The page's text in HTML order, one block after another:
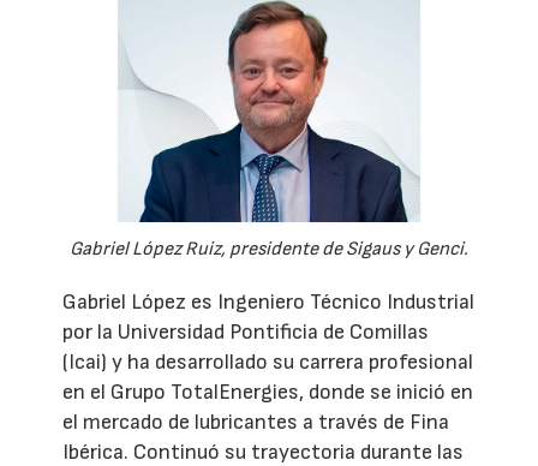
Gabriel López Ruiz, presidente de Sigaus y Genci.
Gabriel López es Ingeniero Técnico Industrial
por la Universidad Pontificia de Comillas
(Icai) y ha desarrollado su carrera profesional
en el Grupo TotalEnergies, donde se inició en
el mercado de lubricantes a través de Fina
Ibérica. Continuó su trayectoria durante las